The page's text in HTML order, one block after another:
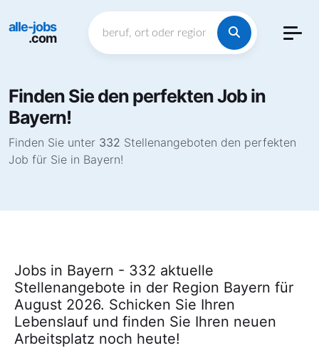
alle-jobs
.com
Finden Sie den perfekten Job in
Bayern!
Finden Sie unter 332 Stellenangeboten den perfekten
Job für Sie in Bayern!
Jobs in Bayern - 332 aktuelle
Stellenangebote in der Region Bayern für
August 2026. Schicken Sie Ihren
Lebenslauf und finden Sie Ihren neuen
Arbeitsplatz noch heute!